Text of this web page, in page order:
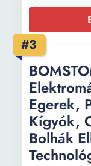
Súly:
Processzor
típusa:
RAM
kapacitás:
Kijelző
#3
Egerek,
Kígyók,
Bolhák